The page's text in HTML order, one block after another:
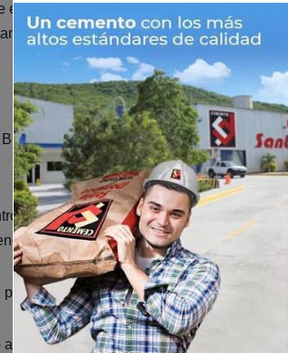
el máximo anotador de su equipo en una
Nets y llegaron a 20 triunfos en la
anotando siete de sus 11 intentos desde
de triples en un partido.
fin», dijo el alero, Ayu Dosunmu.